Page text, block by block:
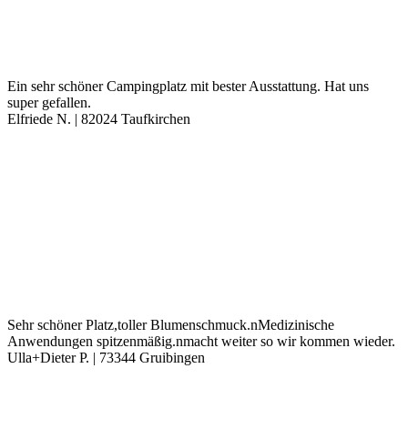
Ein sehr schöner Campingplatz mit bester Ausstattung. Hat uns
super gefallen.
Elfriede N. | 82024 Taufkirchen
Sehr schöner Platz,toller Blumenschmuck.nMedizinische
Anwendungen spitzenmäßig.nmacht weiter so wir kommen wieder.
Ulla+Dieter P. | 73344 Gruibingen